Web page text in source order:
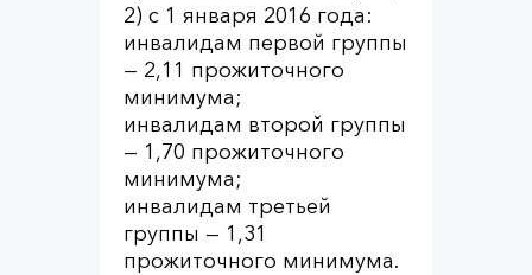
2) с 1 января 2016 года:
инвалидам первой группы
— 2,11 прожиточного
минимума;
инвалидам второй группы
— 1,70 прожиточного
минимума;
инвалидам третьей
группы — 1,31
прожиточного минимума.